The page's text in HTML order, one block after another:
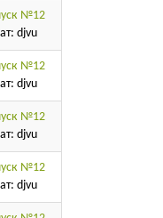
№12
djvu
№12
djvu
№12
djvu
№12
djvu